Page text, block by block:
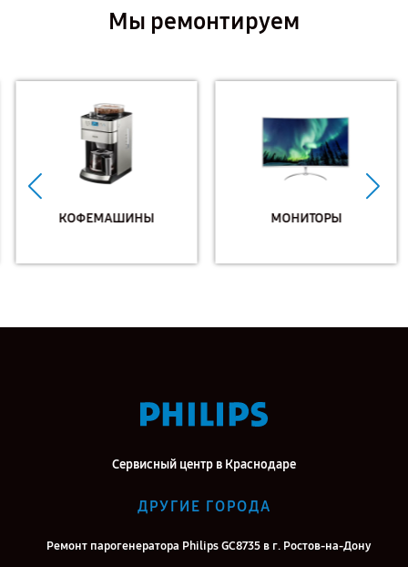
Мы ремонтируем
КОФЕМАШИНЫ МОНИТОРЫ
Сервисный центр в Краснодаре
ДРУГИЕ ГОРОДА
Ремонт парогенератора Philips GC8735 в г. Ростов-на-Дону